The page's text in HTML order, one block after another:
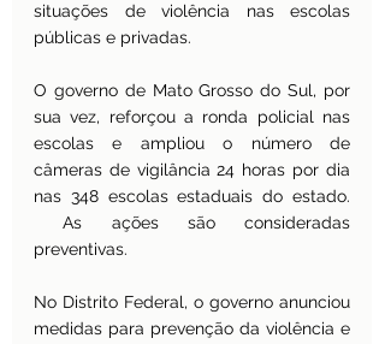
situações de violência nas escolas
públicas e privadas.
O governo de Mato Grosso do Sul, por
sua vez, reforçou a ronda policial nas
escolas e ampliou o número de
câmeras de vigilância 24 horas por dia
nas 348 escolas estaduais do estado.
As ações são consideradas
preventivas.
No Distrito Federal, o governo anunciou
medidas para prevenção da violência e